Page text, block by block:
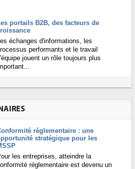
portails B2B, des facteurs de
échanges d'informations, les
performants et le travail
jouent un rôle toujours plus
réglementaire : une
stratégique pour les
les entreprises, atteindre la
réglementaire est devenu un